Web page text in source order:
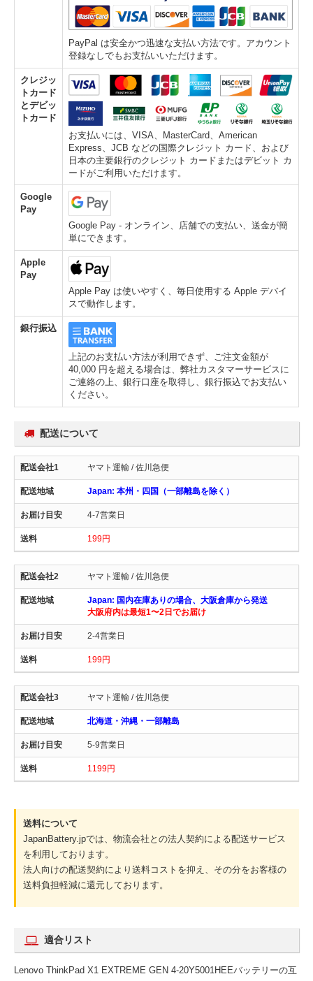
PayPal は安全かつ迅速な支払い方法です。アカウント
登録なしでもお支払いいただけます。
クレジッ
トカード
とデビッ
トカード
お支払いには、VISA、MasterCard、American
Express、JCB などの国際クレジット カード、および
日本の主要銀行のクレジット カードまたはデビット カ
ードがご利用いただけます。
Google
Pay
Google Pay - オンライン、店舗での支払い、送金が簡
単にできます。
Apple
Pay
Apple Pay は使いやすく、毎日使用する Apple デバイ
スで動作します。
銀行振込
上記のお支払い方法が利用できず、ご注文金額が
40,000 円を超える場合は、弊社カスタマーサービスに
ご連絡の上、銀行口座を取得し、銀行振込でお支払い
ください。
配送について
ヤマト運輸 / 佐川急便
Japan: 本州・四国（一部離島を除く）
4-7営業日
199円
ヤマト運輸 / 佐川急便
Japan: 国内在庫ありの場合、大阪倉庫から発送
大阪府内は最短1〜2日でお届け
2-4営業日
199円
ヤマト運輸 / 佐川急便
北海道・沖縄・一部離島
5-9営業日
1199円
送料について
JapanBattery.jpでは、物流会社との法人契約による配送サービス
を利用しております。
法人向けの配送契約により送料コストを抑え、その分をお客様の
送料負担軽減に還元しております。
適合リスト
Lenovo ThinkPad X1 EXTREME GEN 4-20Y5001HEEバッテリーの互